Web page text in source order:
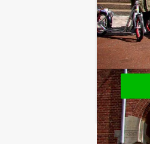
Komt
aantal